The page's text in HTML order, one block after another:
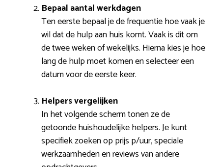
Bepaal aantal werkdagen
Ten eerste bepaal je de frequentie hoe vaak je
wil dat de hulp aan huis komt. Vaak is dit om
de twee weken of wekelijks. Hierna kies je hoe
lang de hulp moet komen en selecteer een
datum voor de eerste keer.
Helpers vergelijken
In het volgende scherm tonen ze de
getoonde huishoudelijke helpers. Je kunt
specifiek zoeken op prijs p/uur, speciale
werkzaamheden en reviews van andere